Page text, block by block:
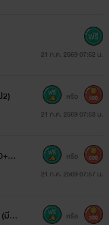
21 ก.ค. 2569 07:52 น.
21 ก.ค. 2569 07:53 น.
หรือ 300
21 ก.ค. 2569 07:57 น.
หรือ 500
มีรู
หรือ 300